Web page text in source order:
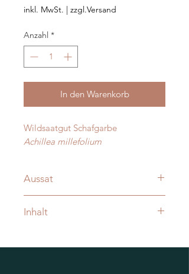
inkl. MwSt. | zzgl.Versand
Anzahl *
In den Warenkorb
Wildsaatgut Schafgarbe
Achillea millefolium
Aussat
Inhalt